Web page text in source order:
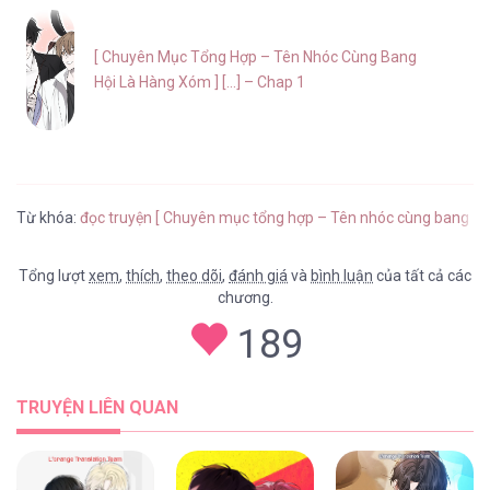
[ Chuyên Mục Tổng Hợp – Tên Nhóc Cùng Bang
Hội Là Hàng Xóm ] [...] – Chap 1
Từ khóa: đọc truyện [ Chuyên mục tổng hợp – Tên nhóc cùng bang
Tổng lượtxem, thích, theo dõi, đánh giávà bình luận của tất cả các
chương.
189
TRUYỆN LIÊN QUAN